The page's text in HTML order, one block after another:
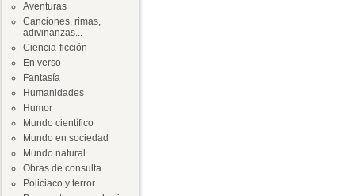
Aventuras
Canciones, rimas,
adivinanzas...
Ciencia-ficción
En verso
Fantasía
Humanidades
Humor
Mundo científico
Mundo en sociedad
Mundo natural
Obras de consulta
Policiaco y terror